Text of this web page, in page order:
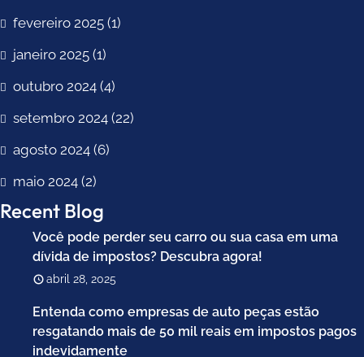
fevereiro 2025 (1)
janeiro 2025 (1)
outubro 2024 (4)
setembro 2024 (22)
agosto 2024 (6)
maio 2024 (2)
Recent Blog
Você pode perder seu carro ou sua casa em uma
dívida de impostos? Descubra agora!
abril 28, 2025
Entenda como empresas de auto peças estão
resgatando mais de 50 mil reais em impostos pagos
indevidamente